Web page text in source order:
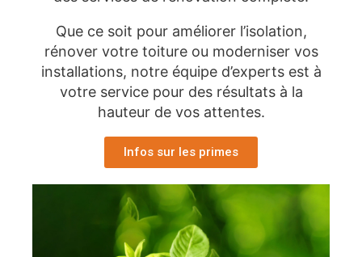
Que ce soit pour améliorer l’isolation,
rénover votre toiture ou moderniser vos
installations, notre équipe d’experts est à
votre service pour des résultats à la
hauteur de vos attentes.
Infos sur les primes